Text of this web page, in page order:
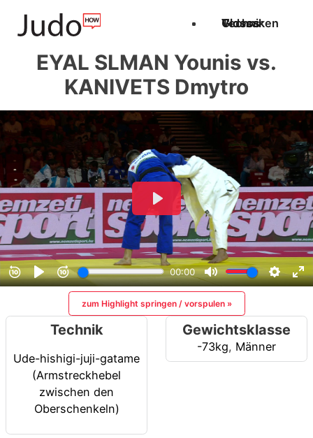
Techniken
Videos
Glossar
EYAL SLMAN Younis vs.
KANIVETS Dmytro
zum Highlight springen / vorspulen »
Technik
Ude-hishigi-juji-gatame
(Armstreckhebel
zwischen den
Oberschenkeln)
Gewichtsklasse
-73kg, Männer